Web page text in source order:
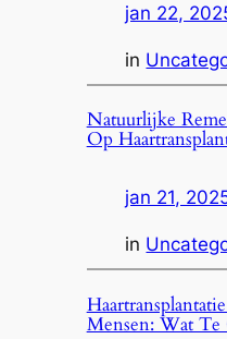
jan 22,
in
Natuurlijke
Op
jan 21,
in
Mensen: Wat